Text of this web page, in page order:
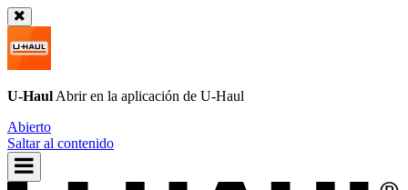
U-Haul Abrir en la aplicación de U-Haul
Abierto
Saltar al contenido